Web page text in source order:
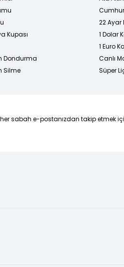
Kupası
Dondurma
Silme
22 Ayar
1 Dolar
1 Euro
Canlı
Süper
sabah e-postanızdan takip etmek